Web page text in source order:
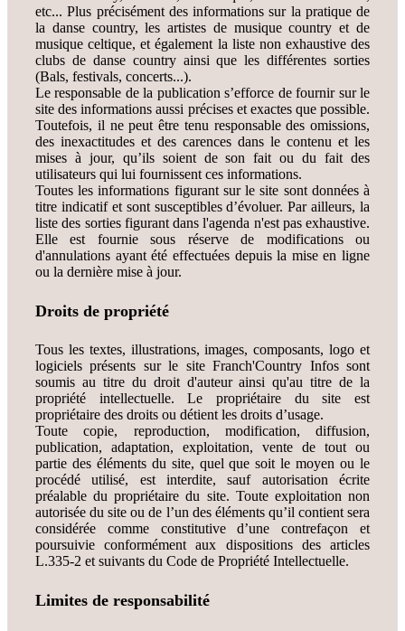
etc... Plus précisément des informations sur la pratique de
la danse country, les artistes de musique country et de
musique celtique, et également la liste non exhaustive des
clubs de danse country ainsi que les différentes sorties
(Bals, festivals, concerts...).
Le responsable de la publication s’efforce de fournir sur le
site des informations aussi précises et exactes que possible.
Toutefois, il ne peut être tenu responsable des omissions,
des inexactitudes et des carences dans le contenu et les
mises à jour, qu’ils soient de son fait ou du fait des
utilisateurs qui lui fournissent ces informations.
Toutes les informations figurant sur le site sont données à
titre indicatif et sont susceptibles d’évoluer. Par ailleurs, la
liste des sorties figurant dans l'agenda n'est pas exhaustive.
Elle est fournie sous réserve de modifications ou
d'annulations ayant été effectuées depuis la mise en ligne
ou la dernière mise à jour.
Droits de propriété
Tous les textes, illustrations, images, composants, logo et
logiciels présents sur le site Franch'Country Infos sont
soumis au titre du droit d'auteur ainsi qu'au titre de la
propriété intellectuelle. Le propriétaire du site est
propriétaire des droits ou détient les droits d’usage.
Toute copie, reproduction, modification, diffusion,
publication, adaptation, exploitation, vente de tout ou
partie des éléments du site, quel que soit le moyen ou le
procédé utilisé, est interdite, sauf autorisation écrite
préalable du propriétaire du site. Toute exploitation non
autorisée du site ou de l’un des éléments qu’il contient sera
considérée comme constitutive d’une contrefaçon et
poursuivie conformément aux dispositions des articles
L.335-2 et suivants du Code de Propriété Intellectuelle.
Limites de responsabilité